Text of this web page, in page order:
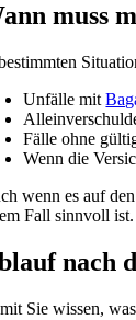
muss
Unfälle mit
Fälle ohne
Wenn die
wenn es auf
Fall sinnvoll ist.
nach
Sie wissen,